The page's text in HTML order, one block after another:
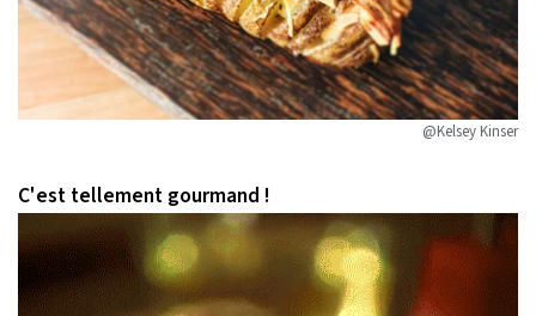
@Kelsey Kinser
C'est tellement gourmand !